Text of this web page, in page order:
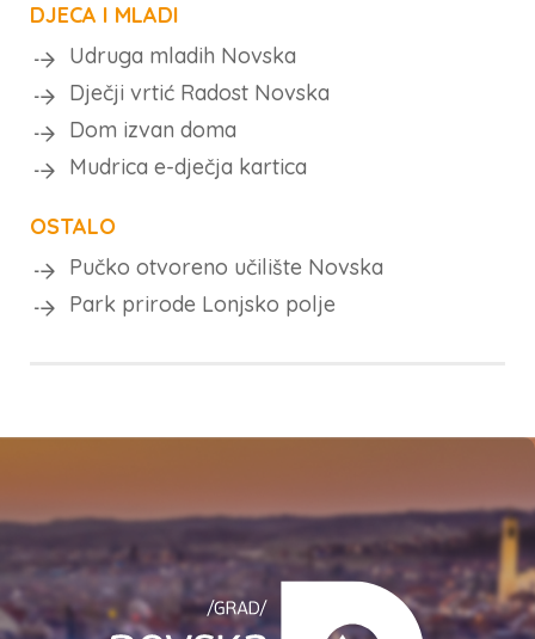
DJECA I MLADI
Udruga mladih Novska
Dječji vrtić Radost Novska
Dom izvan doma
Mudrica e-dječja kartica
OSTALO
Pučko otvoreno učilište Novska
Park prirode Lonjsko polje